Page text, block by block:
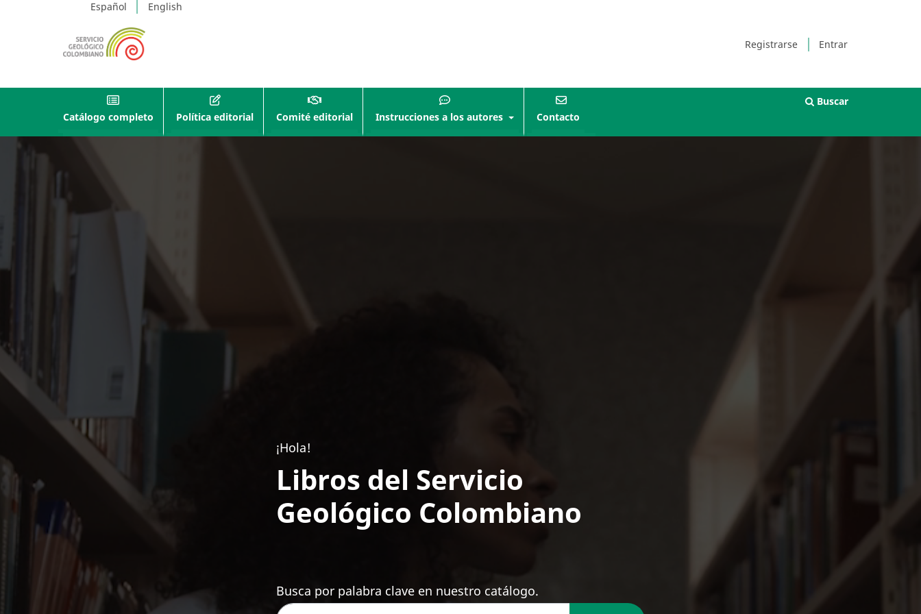
Español English
Registrarse Entrar
Catálogo completo Política editorial Comité editorial Instrucciones a los autores Contacto
Buscar
¡Hola!
Libros del Servicio
Geológico Colombiano
Busca por palabra clave en nuestro catálogo.